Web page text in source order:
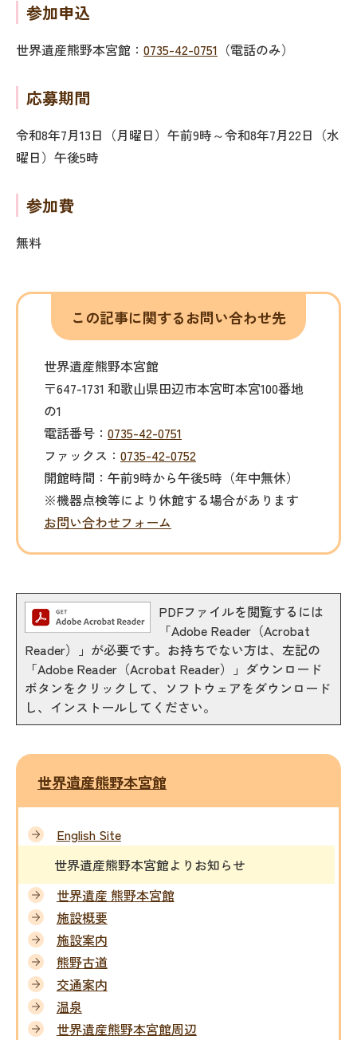
参加申込
世界遺産熊野本宮館： 0735-42-0751 （電話のみ）
応募期間
令和8年7月13日（月曜日）午前9時～令和8年7月22日（水
曜日）午後5時
参加費
無料
この記事に関するお問い合わせ先
世界遺産熊野本宮館
〒647-1731 和歌山県田辺市本宮町本宮100番地
の1
電話番号： 0735-42-0751
ファックス： 0735-42-0752
開館時間：午前9時から午後5時（年中無休）
※機器点検等により休館する場合があります
お問い合わせフォーム
PDFファイルを閲覧するには
「Adobe Reader（Acrobat
Reader）」が必要です。お持ちでない方は、左記の
「Adobe Reader（Acrobat Reader）」ダウンロード
ボタンをクリックして、ソフトウェアをダウンロード
し、インストールしてください。
世界遺産熊野本宮館
English Site
世界遺産熊野本宮館よりお知らせ
世界遺産 熊野本宮館
施設概要
施設案内
熊野古道
交通案内
温泉
世界遺産熊野本宮館周辺